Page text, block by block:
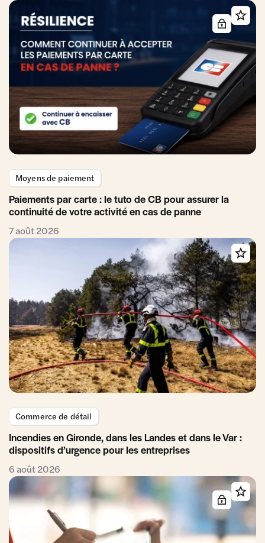
Moyens de paiement
Paiements par carte : le tuto de CB pour assurer la
continuité de votre activité en cas de panne
7 août 2026
Commerce de détail
Incendies en Gironde, dans les Landes et dans le Var :
dispositifs d’urgence pour les entreprises
6 août 2026